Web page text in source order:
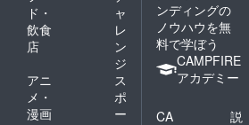
ド・
飲食
店
ャ
レ
ン
ジ
アニ
メ・
漫画
ス
ポ
ー
ンディングの
ノウハウを無
料で学ぼう
CAMPFIRE
アカデミー
CA
説